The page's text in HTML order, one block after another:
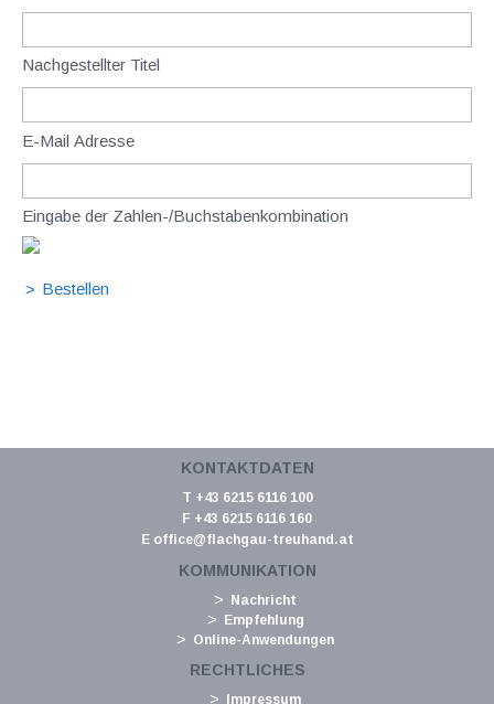
Nachgestellter Titel
E-Mail Adresse
Eingabe der Zahlen-/Buchstabenkombination
KONTAKTDATEN
T +43 6215 6116 100
F +43 6215 6116 160
E office@flachgau-treuhand.at
KOMMUNIKATION
Nachricht
Empfehlung
Online-Anwendungen
RECHTLICHES
Impressum